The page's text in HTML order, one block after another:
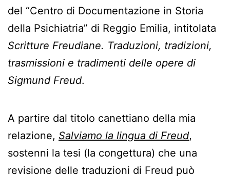
del “Centro di Documentazione in Storia
della Psichiatria” di Reggio Emilia, intitolata
Scritture Freudiane. Traduzioni, tradizioni,
trasmissioni e tradimenti delle opere di
Sigmund Freud.
A partire dal titolo canettiano della mia
relazione, Salviamo la lingua di Freud,
sostenni la tesi (la congettura) che una
revisione delle traduzioni di Freud può